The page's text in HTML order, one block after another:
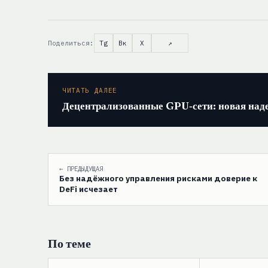
Поделиться: Tg Вк X ↗
ЧИТАТЬ ДАЛЕЕ
Децентрализованные GPU‑сети: новая
← ПРЕДЫДУЩАЯ
Без надёжного управления рисками доверие к
DeFi исчезает
По теме